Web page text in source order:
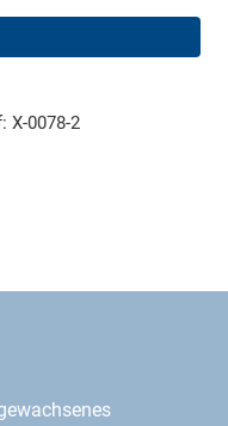
X-0078-2